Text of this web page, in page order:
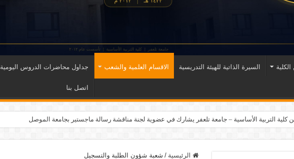
السيرة الذاتية للهيئة التدريسية الاقسام العلمية والشعب جداول محاضرات الدروس اليومية
اتصل بنا
كلية التربية الأساسية – جامعة تلعفر يشارك في عضوية لجنة مناقشة رسالة ماجستير بجامعة الموصل
الرئيسية / شعبة شؤون الطلبة والتسجيل